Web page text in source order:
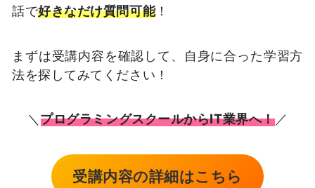
話で好きなだけ質問可能！
まずは受講内容を確認して、自身に合った学習方
法を探してみてください！
＼ プログラミングスクールからIT業界へ！／
受講内容の詳細はこちら